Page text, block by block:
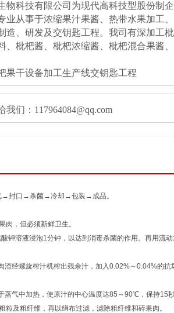
物科技有限公司为现代高科技型股份制
业从事于浓缩果汁果酱、热带水果加工
造、研发及交钥匙工程。我司有深加工
、枇杷酱、枇杷浓缩酱、枇杷混合果酱
果干设备加工生产线交钥匙工程
我们：117964084@qq.com
封口→杀菌→冷却→包装→成品。
，但必须新鲜卫生。
溶液浸泡1分钟，以达到消毒杀菌的作用。再用流
螺旋榨汁机榨出残余汁，加入0.02%～0.04%的抗
中加热，使原汁的中心温度达85～90℃，保持15秒
及粗纤维，再以绢布过滤，滤除粗纤维和碎果肉。